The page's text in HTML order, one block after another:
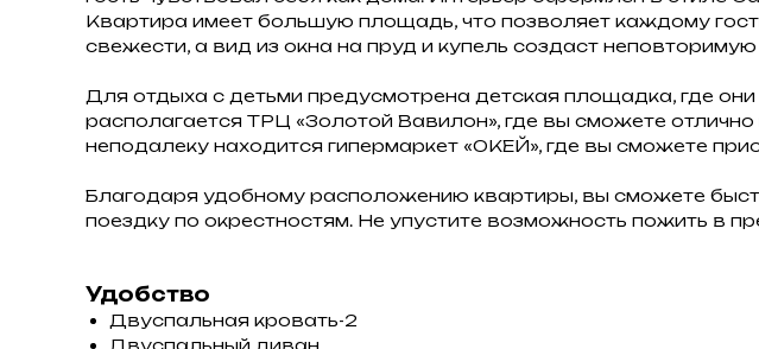
Квартира имеет большую площадь, что позволяет каждому
свежести, а вид из окна на пруд и купель создаст
Для отдыха с детьми предусмотрена детская площадка, где
располагается ТРЦ «Золотой Вавилон», где вы сможете
неподалеку находится гипермаркет «ОКЕЙ», где вы сможете
Благодаря удобному расположению квартиры, вы сможете
поездку по окрестностям. Не упустите возможность пожить в
Удобство
Двуспальная кровать-2
Двуспальный диван